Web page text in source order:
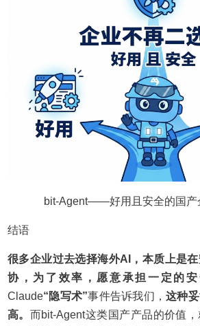
bit-Agent——好用且安全的国产
结语
很多企业过去选择海外AI，本质上是
协，为了效率，愿意承担一定的安
Claude“隐写术”事件告诉我们，这种
高。 而bit-Agent这类国产产品的价值